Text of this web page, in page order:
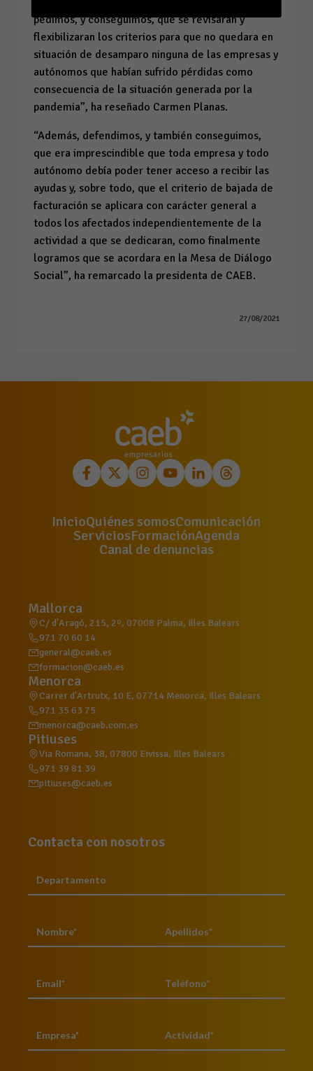
pedimos, y conseguimos, que se revisaran y
flexibilizaran los criterios para que no quedara en
situación de desamparo ninguna de las empresas y
autónomos que habían sufrido pérdidas como
consecuencia de la situación generada por la
pandemia”, ha reseñado Carmen Planas.
“Además, defendimos, y también conseguimos,
que era imprescindible que toda empresa y todo
autónomo debía poder tener acceso a recibir las
ayudas y, sobre todo, que el criterio de bajada de
facturación se aplicara con carácter general a
todos los afectados independientemente de la
actividad a que se dedicaran, como finalmente
logramos que se acordara en la Mesa de Diálogo
Social”, ha remarcado la presidenta de CAEB.
27/08/2021
InicioQuiénes somosComunicación
ServiciosFormaciónAgenda
Canal de denuncias
Mallorca
C/ d'Aragó, 215, 2º, 07008 Palma, Illes Balears
971 70 60 14
general@caeb.es
formacion@caeb.es
Menorca
Carrer d'Artrutx, 10 E, 07714 Menorca, Illes Balears
971 35 63 75
menorca@caeb.com.es
Pitiuses
Via Romana, 38, 07800 Eivissa, Illes Balears
971 39 81 39
pitiuses@caeb.es
Contacta con nosotros